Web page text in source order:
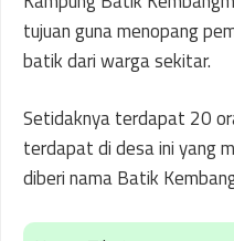
tujuan guna menopang
batik dari warga sekitar.
Setidaknya terdapat 20
terdapat di desa ini yang
diberi nama Batik